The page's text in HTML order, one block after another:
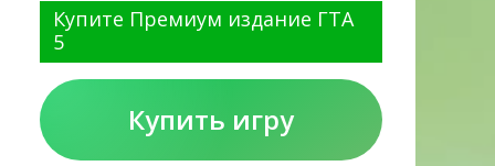
Купите Премиум издание ГТА
5
Купить игру